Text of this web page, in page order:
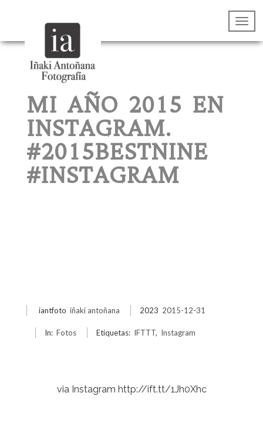
MI AÑO 2015 EN
INSTAGRAM.
#2015BESTNINE
#INSTAGRAM
iantfoto iñaki antoñana 2023 2015-12-31
In: Fotos Etiquetas: IFTTT, Instagram
via Instagram http://ift.tt/1Jh0Xhc